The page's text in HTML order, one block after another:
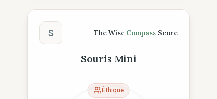
Score The Wise Compass
S The Wise Compass Score
Souris Mini
Éthique